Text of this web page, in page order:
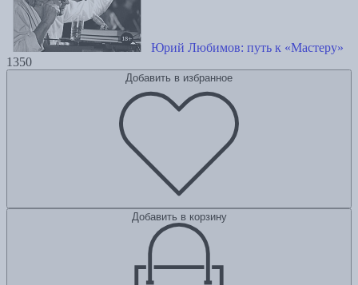
Юрий Любимов: путь к «Мастеру»
1350
Добавить в избранное
Добавить в корзину